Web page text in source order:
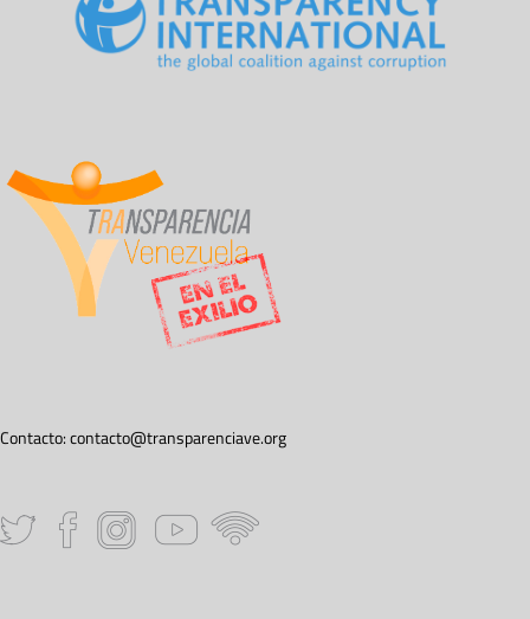
Contacto:contacto@transparenciave.org